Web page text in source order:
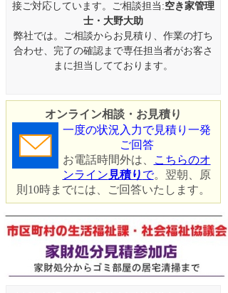
接ご対応しています。ご相談担当:空き家管理
士・大野大助
弊社では。ご相談からお見積り、作業の打ち
合わせ、完了の確認まで専任担当者がお客さ
まに担当してております。
オンライン相談・お見積り
一度の状況入力で見積り一発
ご回答
お電話時間外は、
こちらのオ
ンライン 見積り で。翌朝、原
則10時までには、ご回答いたします。